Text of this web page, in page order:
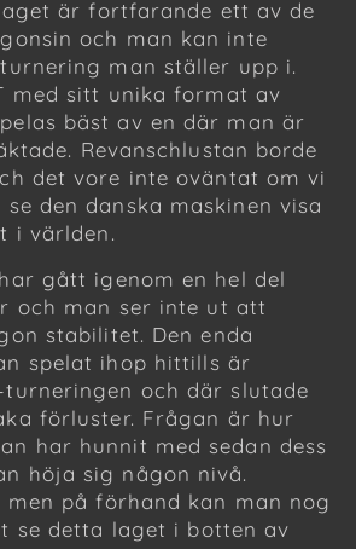
är fortfarande ett av de
och man kan inte
man ställer upp i.
med sitt unika format av
bäst av en där man är
Revanschlustan borde
det vore inte oväntat om vi
den danska maskinen visa
i världen.
gått igenom en hel del
och man ser inte ut att
stabilitet. Den enda
spelat ihop hittills är
turneringen och där slutade
förluster. Frågan är hur
har hunnit med sedan dess
höja sig någon nivå.
på förhand kan man nog
se detta laget i botten av